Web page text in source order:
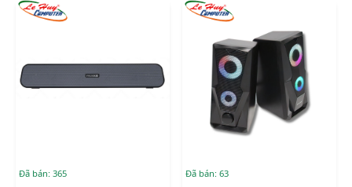
Đã bán: 365 Đã bán: 63